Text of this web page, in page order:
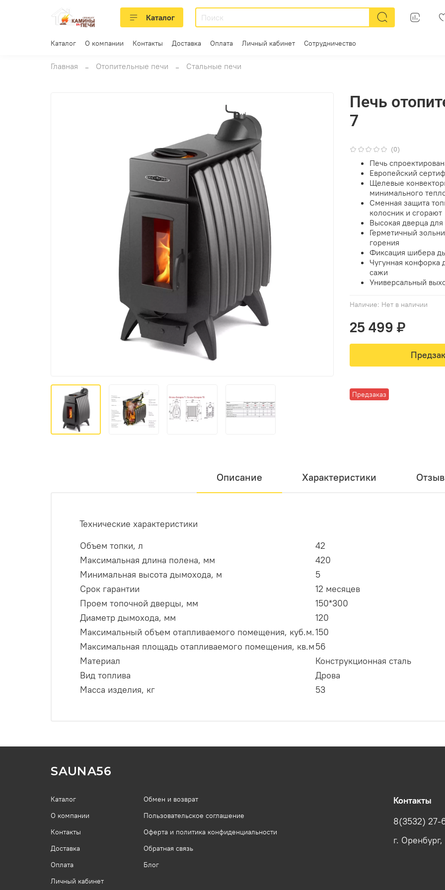
Каталог
Каталог О компании Контакты Доставка Оплата Личный кабинет Сотрудничество
Главная Отопительные печи Стальные печи
(0)
Наличие: Нет в наличии
Предзаказ
Печь
7
25 499 ₽
Печь
Европейский
Щелевые
минимального
Сменная защита
колосник и сгорают
Высокая дверца
Герметичный
горения
Фиксация шибера
Чугунная конфорка
сажи
Универсальный
Описание Характеристики
Технические характеристики
Объем топки, л
42
Максимальная длина полена, мм
420
Минимальная высота дымохода, м
5
Срок гарантии
12 месяцев
Проем топочной дверцы, мм
150*300
Диаметр дымохода, мм
120
Максимальный объем отапливаемого помещения, куб.м.150
Максимальная площадь отапливаемого помещения, кв.м56
Материал
Конструкционная сталь
Вид топлива
Дрова
Масса изделия, кг
53
SAUNA56
Каталог
О компании
Контакты
Доставка
Оплата
Личный кабинет
Обмен и возврат
Пользовательское соглашение
Оферта и политика конфиденциальности
Обратная связь
Блог
Контакты
8(3532) 27-
г.